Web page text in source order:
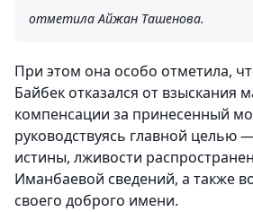
отметила Айжан Ташенова.
При этом она особо отметила,
Байбек отказался от взыскания
компенсации за принесенный
руководствуясь главной целью
истины, лживости
Иманбаевой сведений, а также
своего доброго имени.